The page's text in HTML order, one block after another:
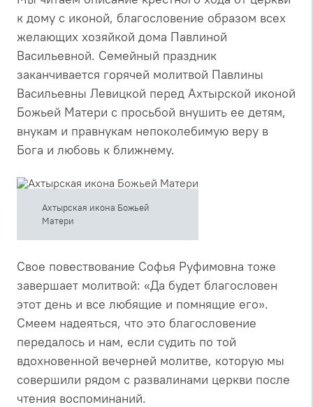
к дому с иконой, благословение образом всех
желающих хозяйкой дома Павлиной
Васильевной. Семейный праздник
заканчивается горячей молитвой Павлины
Васильевны Левицкой перед Ахтырской иконой
Божьей Матери с просьбой внушить ее детям,
внукам и правнукам непоколебимую веру в
Бога и любовь к ближнему.
Ахтырская икона Божьей
Матери
Свое повествование Софья Руфимовна тоже
завершает молитвой: «Да будет благословен
этот день и все любящие и помнящие его».
Смеем надеяться, что это благословение
передалось и нам, если судить по той
вдохновенной вечерней молитве, которую мы
совершили рядом с развалинами церкви после
чтения воспоминаний.